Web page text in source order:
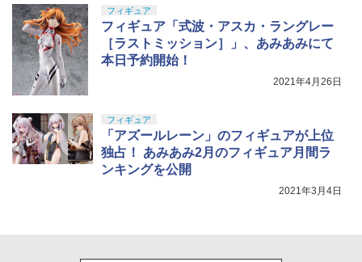
動
￥2,795
5
タミヤ(TAMIYA) メイクアップ材シリー
ズ No.3 タミヤセメント(角びん) 40ml 模
型用接着剤 87003
￥184
フィギュア
フィギュア「式波・アスカ・ラングレー
［ラストミッション］」、あみあみにて
本日予約開始！
2021年4月26日
フィギュア
「アズールレーン」のフィギュアが上位
独占！ あみあみ2月のフィギュア月間ラ
ンキングを公開
2021年3月4日